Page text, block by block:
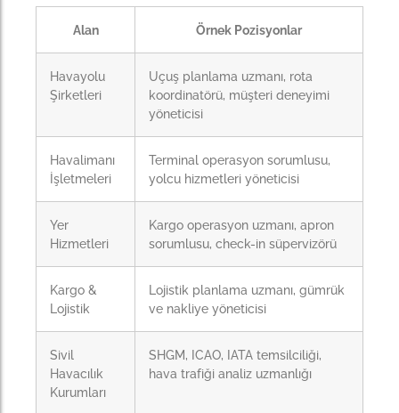
Alan Örnek Pozisyonlar
Havayolu
Şirketleri
Uçuş planlama uzmanı, rota
koordinatörü, müşteri deneyimi
yöneticisi
Havalimanı
İşletmeleri
Terminal operasyon sorumlusu,
yolcu hizmetleri yöneticisi
Yer
Hizmetleri
Kargo operasyon uzmanı, apron
sorumlusu, check-in süpervizörü
Kargo &
Lojistik
Lojistik planlama uzmanı, gümrük
ve nakliye yöneticisi
Sivil
Havacılık
Kurumları
SHGM, ICAO, IATA temsilciliği,
hava trafiği analiz uzmanlığı